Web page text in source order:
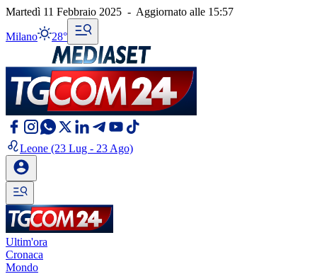
Martedì 11 Febbraio 2025 - Aggiornato alle 15:57
Milano 28°
Leone (23 Lug - 23 Ago)
Ultim'ora
Cronaca
Mondo